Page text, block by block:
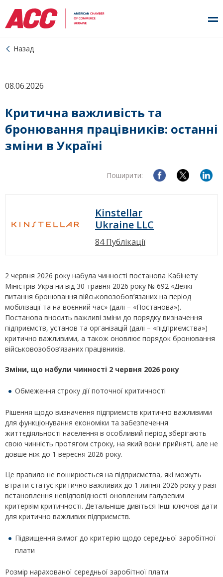
Назад
08.06.2026
Критична важливість та
бронювання працівників: останні
зміни в Україні
Поширити:
Kinstellar
Ukraine LLC
84 Публікації
2 червня 2026 року набула чинності постанова Кабінету
Міністрів України від 30 травня 2026 року № 692 «Деякі
питання бронювання військовозобов’язаних на період
мобілізації та на воєнний час» (далі – «Постанова»).
Постанова вносить важливі зміни до порядку визначення
підприємств, установ та організацій (далі – «підприємства»)
критично важливими, а також оновлює порядок бронювання
військовозобов’язаних працівників.
Зміни, що набули чинності 2 червня 2026 року
Обмеження строку дії поточної критичності
Рішення щодо визначення підприємств критично важливими
для функціонування економіки та забезпечення
життєдіяльності населення в особливий період зберігають
свою чинність протягом строку, на який вони прийняті, але не
довше ніж до 1 вересня 2026 року.
Це правило не поширюється на підприємства, які можуть
втрати статус критично важливих до 1 липня 2026 року у разі
встановлення невідповідності оновленим галузевим
критеріям критичності. Детальніше дивіться Інші ключові дати
для критично важливих підприємств.
Підвищення вимог до критерію щодо середньої заробітної
плати
Розмір нарахованої середньої заробітної плати